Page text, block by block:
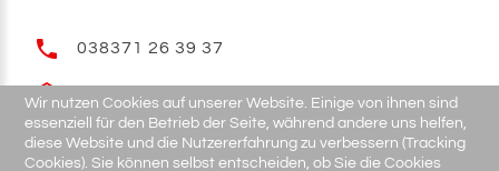
038371 26 39 37
E-MAIL
Wir nutzen Cookies auf unserer Website. Einige von ihnen sind
essenziell für den Betrieb der Seite, während andere uns helfen,
diese Website und die Nutzererfahrung zu verbessern (Tracking
Cookies). Sie können selbst entscheiden, ob Sie die Cookies